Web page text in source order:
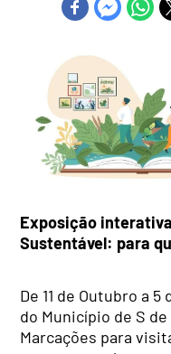
Exposição
Sustentável: para
De 11 de Outubro a
do Município de S
Marcações para